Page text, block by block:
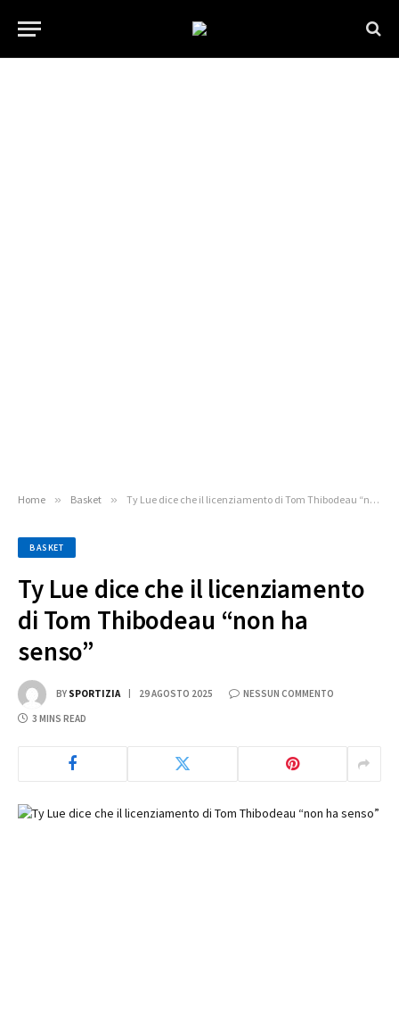
Home » Basket » Ty Lue dice che il licenziamento di Tom Thibodeau “non ha senso”
BASKET
Ty Lue dice che il licenziamento
di Tom Thibodeau “non ha
senso”
BY SPORTIZIA 29 AGOSTO 2025 NESSUN COMMENTO
3 MINS READ